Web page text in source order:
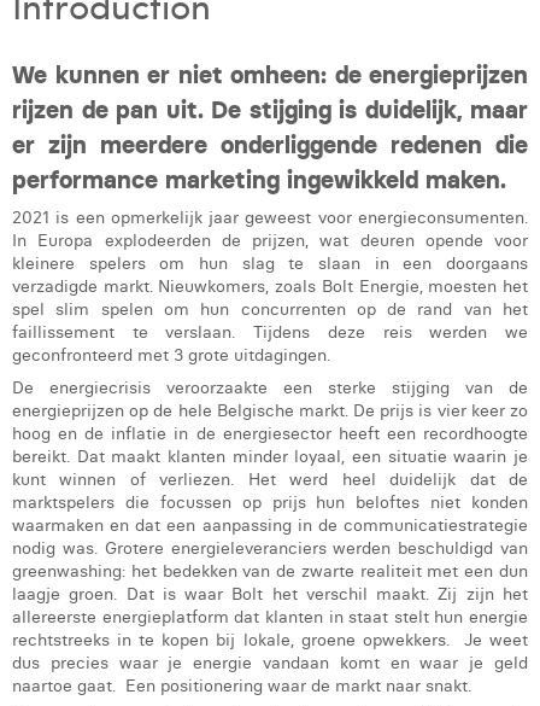
Laura Verhelst
Lena Pignoloni
Leonard Dierickx
Linda Kraim
Lisa Protin
Lore Fierens
Lotte Vranckx
Louis Nassogne
Lucas Taels
Manon Houppertz
Margaux Marien
Margaux Snakkers
Mathias Segers
We kunnen er niet omheen: de energieprijzen
rijzen de pan uit. De stijging is duidelijk, maar
er zijn meerdere onderliggende redenen die
performance marketing ingewikkeld maken.
2021 is een opmerkelijk jaar geweest voor energieconsumenten.
In Europa explodeerden de prijzen, wat deuren opende voor
kleinere spelers om hun slag te slaan in een doorgaans
verzadigde markt. Nieuwkomers, zoals Bolt Energie, moesten het
spel slim spelen om hun concurrenten op de rand van het
faillissement te verslaan. Tijdens deze reis werden we
geconfronteerd met 3 grote uitdagingen.
De energiecrisis veroorzaakte een sterke stijging van de
energieprijzen op de hele Belgische markt. De prijs is vier keer zo
hoog en de inflatie in de energiesector heeft een recordhoogte
bereikt. Dat maakt klanten minder loyaal, een situatie waarin je
kunt winnen of verliezen. Het werd heel duidelijk dat de
marktspelers die focussen op prijs hun beloftes niet konden
waarmaken en dat een aanpassing in de communicatiestrategie
nodig was. Grotere energieleveranciers werden beschuldigd van
greenwashing: het bedekken van de zwarte realiteit met een dun
laagje groen. Dat is waar Bolt het verschil maakt. Zij zijn het
allereerste energieplatform dat klanten in staat stelt hun energie
rechtstreeks in te kopen bij lokale, groene opwekkers. Je weet
dus precies waar je energie vandaan komt en waar je geld
naartoe gaat. Een positionering waar de markt naar snakt.